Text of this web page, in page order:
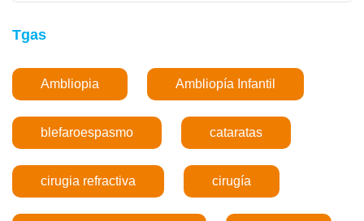
Tgas
Ambliopia Ambliopía Infantil
blefaroespasmo cataratas
cirugia refractiva cirugía